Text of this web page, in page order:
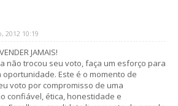
2012 10:19
JAMAIS!
não trocou seu voto, faça um esforço para
Este é o momento de
voto por compromisso de uma
confiável, ética, honestidade e